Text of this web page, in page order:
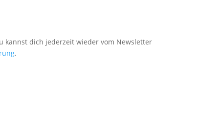
kannst dich jederzeit wieder vom Newsletter
.